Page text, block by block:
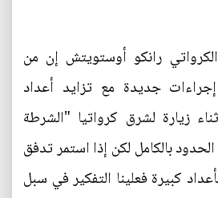
رانكو أوستويتش إن من
جديدة مع تزايد أعداد
زيارة لشرق كرواتيا "الشرطة
بالكامل لكن إذا استمر تدفق
كبيرة فعلينا التفكير في سبل